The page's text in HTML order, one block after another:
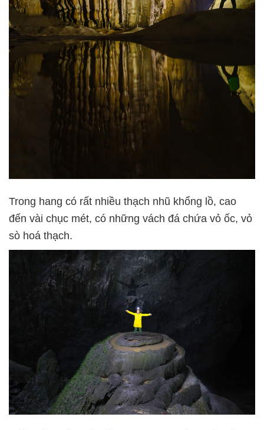
Trong hang có rất nhiều thạch nhũ khổng lồ, cao
đến vài chục mét, có những vách đá chứa vỏ ốc, vỏ
sò hoá thạch.